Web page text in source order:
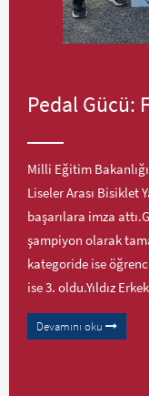
Pedal Gücü:
Milli Eğitim
Liseler Arası Bisiklet
başarılara imza
şampiyon olarak
kategoride ise
ise 3. oldu.Yıldız
Devamını oku